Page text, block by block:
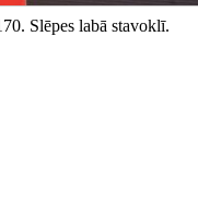
Slēpes labā stavoklī.